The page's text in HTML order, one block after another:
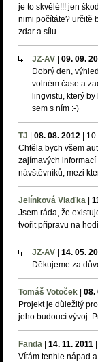
je to skvělé!!! jen
nimi počítáte? určitě
zdar a sílu
JZ-AV 09. 09.
Dobrý den,
volném čase a
lingvistu, který
sem s ním :-)
TJ 08. 08. 2012
Chtěla bych všem
zajímavých
návštěvníků, mezi
Jelínková Vlaďka
Jsem ráda, že
tvořit přípravu na
JZ-AV 14. 05.
Děkujeme za
Tomáš Votoček 08.
Projekt je důležitý
jeho budoucí vývoj.
Fanda 14. 11. 2011
Vítám tenhle nápad